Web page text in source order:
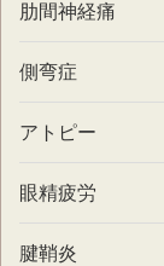
肋間神経痛
側弯症
アトピー
眼精疲労
腱鞘炎